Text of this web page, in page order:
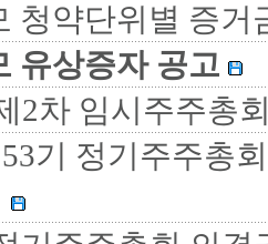
청약단위별 증거
유상증자 공고
2차 임시주주총
기 정기주주총